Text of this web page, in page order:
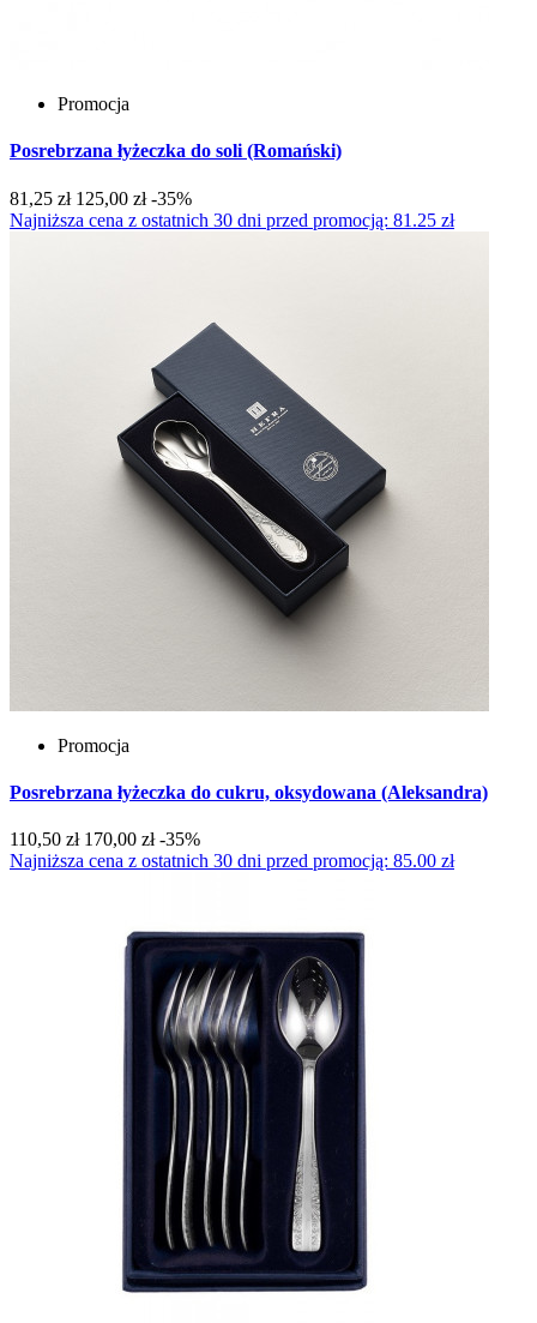
Promocja
Posrebrzana łyżeczka do soli (Romański)
81,25 zł 125,00 zł -35%
Najniższa cena z ostatnich 30 dni przed promocją: 81.25 zł
Promocja
Posrebrzana łyżeczka do cukru, oksydowana (Aleksandra)
110,50 zł 170,00 zł -35%
Najniższa cena z ostatnich 30 dni przed promocją: 85.00 zł